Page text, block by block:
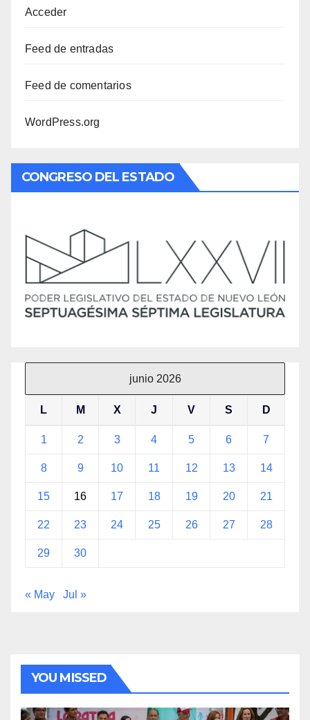
Acceder
Feed de entradas
Feed de comentarios
WordPress.org
CONGRESO DEL ESTADO
junio 2026
L M X J V S D
1 2 3 4 5 6 7
8 9 10 11 12 13 14
15 16 17 18 19 20 21
22 23 24 25 26 27 28
29 30
« May Jul »
YOU MISSED